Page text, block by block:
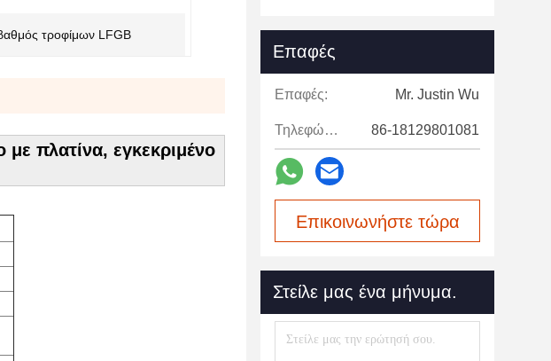
τροφίμων LFGB
πλατίνα, εγκεκριμένο
Επαφές
Επαφές: Mr. Justin Wu
Τηλεφώνημα: 86-18129801081
Επικοινωνήστε τώρα
Στείλε μας ένα μήνυμα.